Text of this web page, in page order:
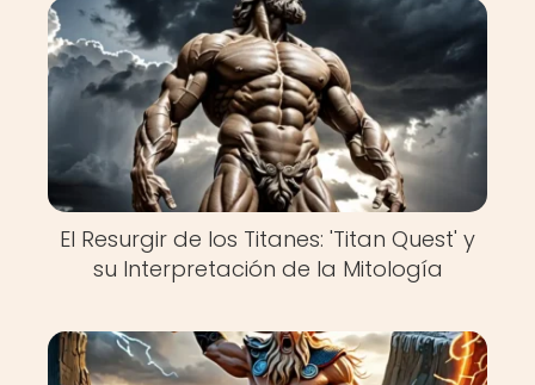
El Resurgir de los Titanes: 'Titan Quest' y
su Interpretación de la Mitología